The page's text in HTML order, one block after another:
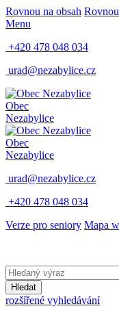
Rovnou na obsah
Menu
+420 478 048 034
urad@nezabylice.cz
Obec
Nezabylice
Obec
Nezabylice
urad@nezabylice.cz
+420 478 048 034
Verze pro seniory Mapa
Hledat
rozšířené vyhledávání